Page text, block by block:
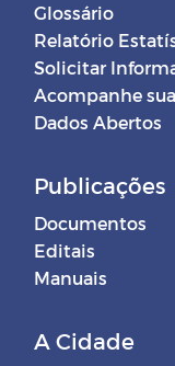
Glossário
Relatório
Solicitar
Acompanhe
Dados Abertos
Publicações
Documentos
Editais
Manuais
A Cidade